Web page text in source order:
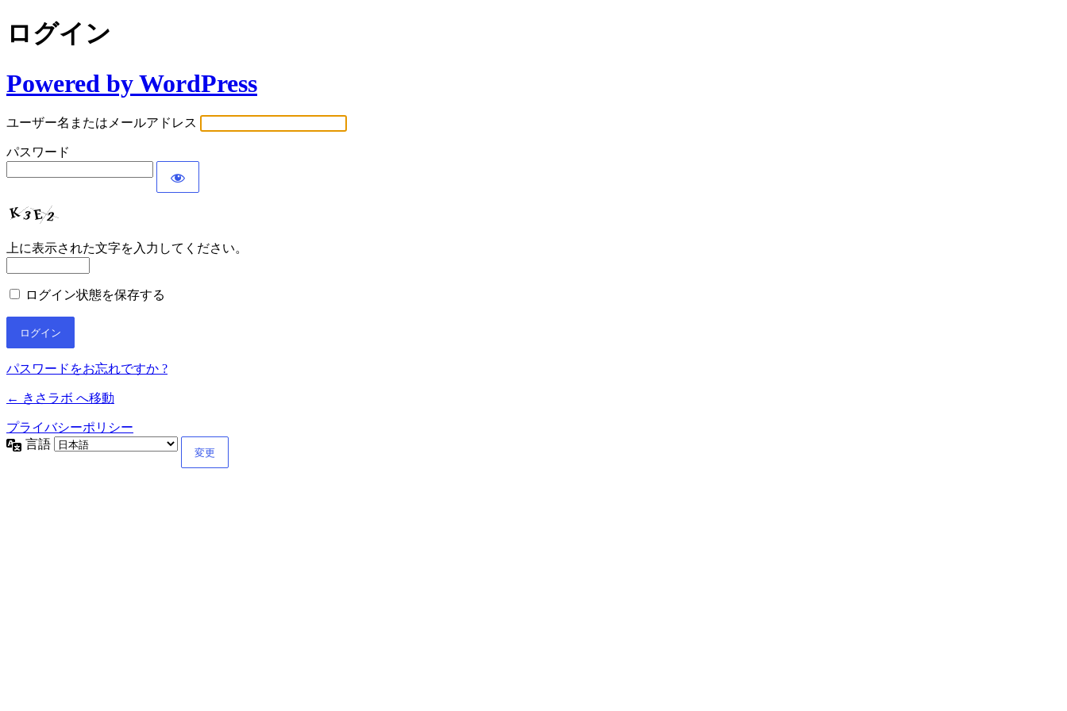
ログイン
Powered by WordPress
ユーザー名またはメールアドレス
パスワード
上に表示された文字を入力してください。
ログイン状態を保存する
パスワードをお忘れですか ?
← きさラボ へ移動
プライバシーポリシー
言語